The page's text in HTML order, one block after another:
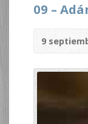
09 –
9